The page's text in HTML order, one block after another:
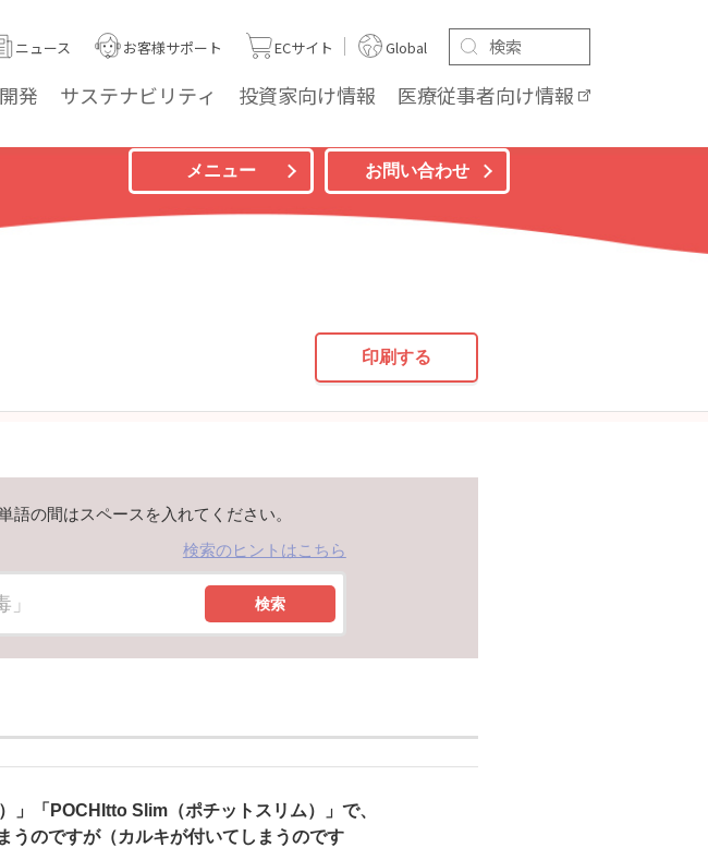
開発 サステナビリティ 投資家向け情報 医療従事者向け情報
ニュース お客様サポート ECサイト Global
メニュー お問い合わせ
印刷する
語の間はスペースを入れてください。
検索のヒントはこちら
検索
」「POCHItto​ Slim（ポチット​スリム）」で、
うのですが（カルキが付いてしまうのです